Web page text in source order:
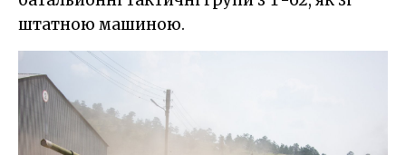
штатною машиною.